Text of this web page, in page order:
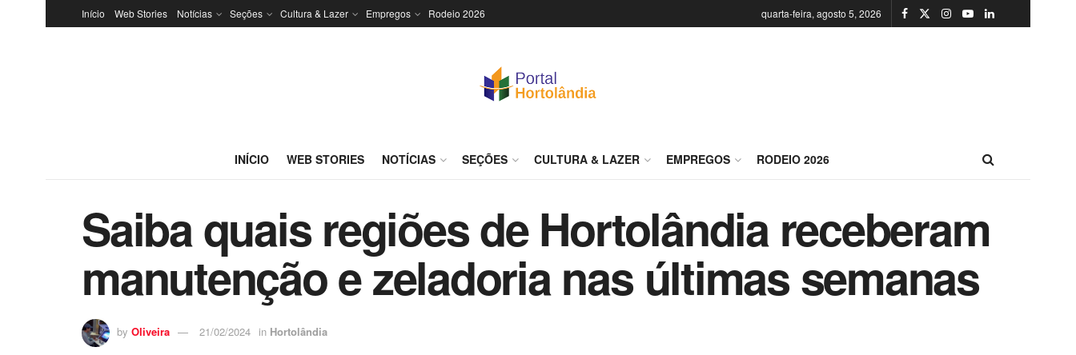
Início Web Stories Notícias Seções Cultura & Lazer Empregos Rodeio 2026 quarta-feira, agosto 5, 2026
INÍCIO WEB STORIES NOTÍCIAS SEÇÕES CULTURA & LAZER EMPREGOS RODEIO 2026
Saiba quais regiões de Hortolândia receberam
manutenção e zeladoria nas últimas semanas
by Oliveira 21/02/2024 in Hortolândia